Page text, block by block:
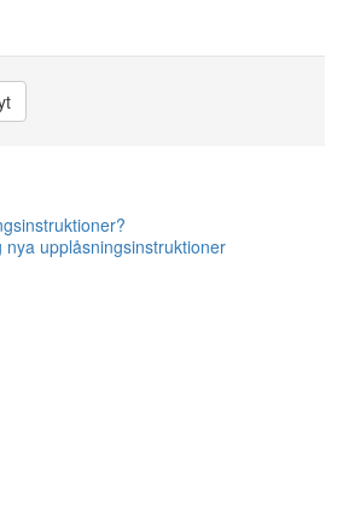
nya upplåsningsinstruktioner